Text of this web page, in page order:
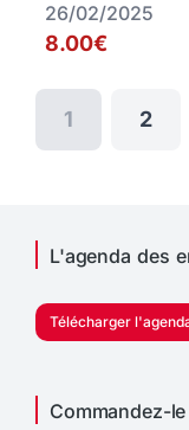
26/02/2025
8.00€
1 2
L'agenda des
Télécharger
Commandez-